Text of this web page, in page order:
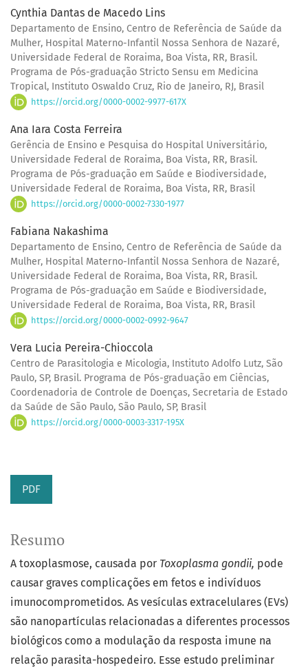
Cynthia Dantas de Macedo Lins
Departamento de Ensino, Centro de Referência de Saúde da
Mulher, Hospital Materno-Infantil Nossa Senhora de Nazaré,
Universidade Federal de Roraima, Boa Vista, RR, Brasil.
Programa de Pós-graduação Stricto Sensu em Medicina
Tropical, Instituto Oswaldo Cruz, Rio de Janeiro, RJ, Brasil
https://orcid.org/0000-0002-9977-617X
Ana Iara Costa Ferreira
Gerência de Ensino e Pesquisa do Hospital Universitário,
Universidade Federal de Roraima, Boa Vista, RR, Brasil.
Programa de Pós-graduação em Saúde e Biodiversidade,
Universidade Federal de Roraima, Boa Vista, RR, Brasil
https://orcid.org/0000-0002-7330-1977
Fabiana Nakashima
Departamento de Ensino, Centro de Referência de Saúde da
Mulher, Hospital Materno-Infantil Nossa Senhora de Nazaré,
Universidade Federal de Roraima, Boa Vista, RR, Brasil.
Programa de Pós-graduação em Saúde e Biodiversidade,
Universidade Federal de Roraima, Boa Vista, RR, Brasil
https://orcid.org/0000-0002-0992-9647
Vera Lucia Pereira-Chioccola
Centro de Parasitologia e Micologia, Instituto Adolfo Lutz, São
Paulo, SP, Brasil. Programa de Pós-graduação em Ciências,
Coordenadoria de Controle de Doenças, Secretaria de Estado
da Saúde de São Paulo, São Paulo, SP, Brasil
https://orcid.org/0000-0003-3317-195X
PDF
Resumo
A toxoplasmose, causada por Toxoplasma gondii, pode
causar graves complicações em fetos e indivíduos
imunocomprometidos. As vesículas extracelulares (EVs)
são nanopartículas relacionadas a diferentes processos
biológicos como a modulação da resposta imune na
relação parasita-hospedeiro. Esse estudo preliminar